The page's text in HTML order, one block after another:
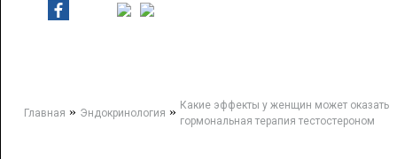
Главная » Эндокринология » Какие эффекты у женщин может оказать
гормональная терапия тестостероном